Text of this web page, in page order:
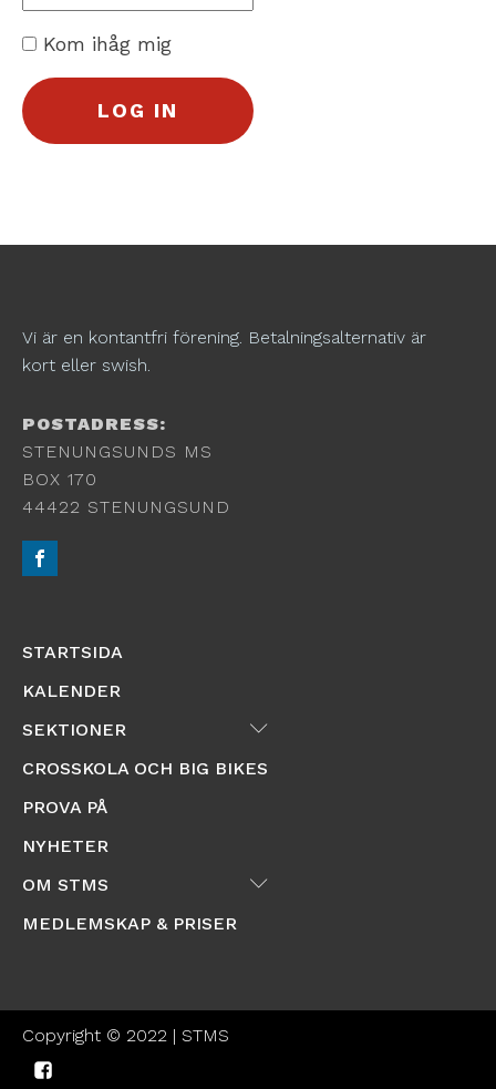
Kom ihåg mig
Vi är en kontantfri förening. Betalningsalternativ är
kort eller swish.
POSTADRESS:
STENUNGSUNDS MS
BOX 170
44422 STENUNGSUND
STARTSIDA
KALENDER
SEKTIONER
Submenu
CROSSKOLA OCH BIG BIKES
PROVA PÅ
NYHETER
OM STMS
Submenu
MEDLEMSKAP & PRISER
Copyright © 2022 | STMS